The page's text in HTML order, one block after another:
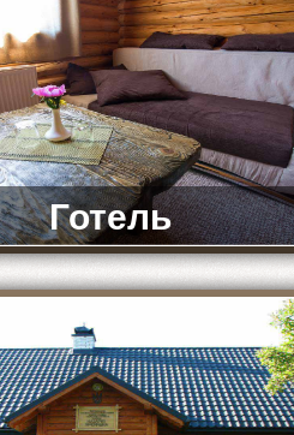
Готель
та просторі номери